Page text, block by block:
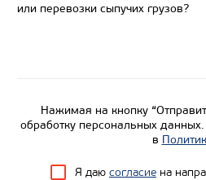
Грузоподъемность, кг
или перевозки сыпучих грузов?
Нажимая на кнопку
обработку персональных
в
Я даю согласие на